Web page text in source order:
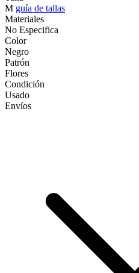
M guía de tallas
Materiales
No Especifica
Color
Negro
Patrón
Flores
Condición
Usado
Envíos